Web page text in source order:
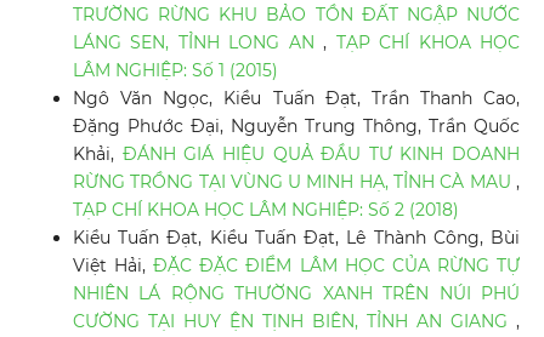
TRƯỜNG RỪNG KHU BẢO TỒN ĐẤT NGẬP NƯỚC
LÁNG SEN, TỈNH LONG AN, TẠP CHÍ KHOA HỌC
LÂM NGHIỆP: Số 1 (2015)
Ngô Văn Ngọc, Kiều Tuấn Đạt, Trần Thanh Cao,
Đặng Phước Đại, Nguyễn Trung Thông, Trần Quốc
Khải, ĐÁNH GIÁ HIỆU QUẢ ĐẦU TƯ KINH DOANH
RỪNG TRỒNG TẠI VÙNG U MINH HẠ, TỈNH CÀ MAU,
TẠP CHÍ KHOA HỌC LÂM NGHIỆP: Số 2 (2018)
Kiều Tuấn Đạt, Kiều Tuấn Đạt, Lê Thành Công, Bùi
Việt Hải,ĐẶC ĐẶC ĐIỂM LÂM HỌC CỦA RỪNG TỰ
NHIÊN LÁ RỘNG THƯỜNG XANH TRÊN NÚI PHÚ
CƯỜNG TẠI HUY ỆN TỊNH BIÊN, TỈNH AN GIANG,